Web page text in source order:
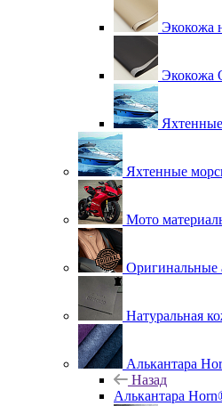
Экокожа
Экокожа
Яхтенные
Мото
Оригинальные
Натуральная
Алькантара
Назад
Алькантара